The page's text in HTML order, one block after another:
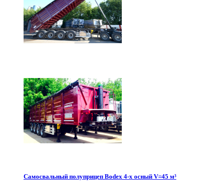
Самосвальный полуприцеп Bodex 4-х осный V=45 м³